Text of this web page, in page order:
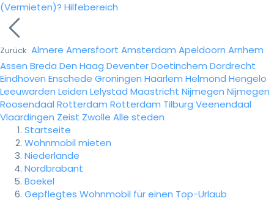
(Vermieten)? Hilfebereich
Zurück Almere Amersfoort Amsterdam Apeldoorn Arnhem
Assen Breda Den Haag DeventerDoetinchem Dordrecht
Eindhoven Enschede Groningen Haarlem Helmond Hengelo
Leeuwarden Leiden Lelystad Maastricht Nijmegen Nijmegen
Roosendaal Rotterdam Rotterdam Tilburg Veenendaal
Vlaardingen Zeist Zwolle Alle steden
Startseite
Wohnmobil mieten
Niederlande
Nordbrabant
Boekel
Gepflegtes Wohnmobil für einen Top-Urlaub